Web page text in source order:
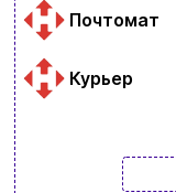
Почтомат
Курьер